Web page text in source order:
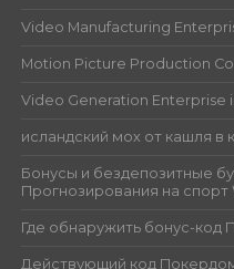
Video Manufacturing
Motion Picture Production
Video Generation Enterprise
исландский мох от кашля в
Бонусы и бездепозитные
Прогнозирования на спорт
Где обнаружить бонус-код
Действующий код Покердом